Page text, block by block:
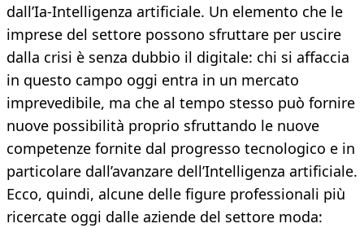
dall’Ia-Intelligenza artificiale. Un elemento che le
imprese del settore possono sfruttare per uscire
dalla crisi è senza dubbio il digitale: chi si affaccia
in questo campo oggi entra in un mercato
imprevedibile, ma che al tempo stesso può fornire
nuove possibilità proprio sfruttando le nuove
competenze fornite dal progresso tecnologico e in
particolare dall’avanzare dell’Intelligenza artificiale.
Ecco, quindi, alcune delle figure professionali più
ricercate oggi dalle aziende del settore moda: